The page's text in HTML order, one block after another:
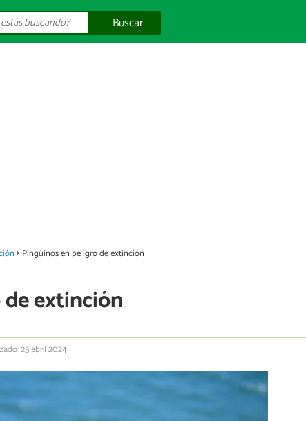
Buscar
Pingüinos en peligro de extinción
extinción
25 abril 2024